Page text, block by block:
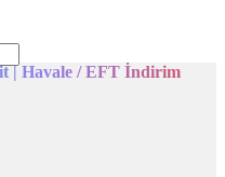
| Havale / EFT İndirim